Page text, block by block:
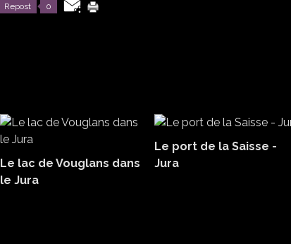
Repost 0
Le lac de Vouglans dans
le Jura
Le port de la Saisse -
Jura